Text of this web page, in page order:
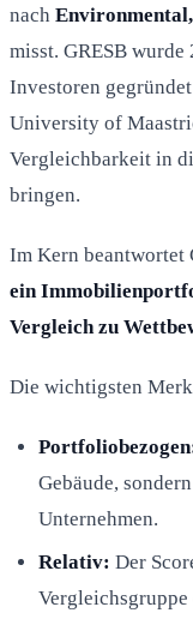
nach
misst. GRESB
Investoren
University of
Vergleichbarkeit in
bringen.
Im Kern beantwortet
ein
Vergleich zu
Die wichtigsten
Gebäude,
Unternehmen.
Relativ: Der